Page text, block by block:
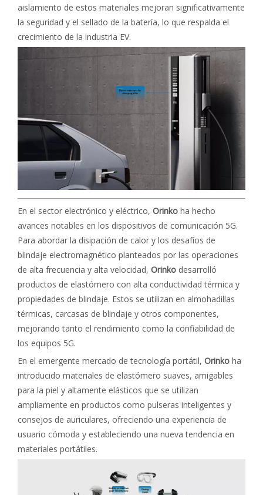
aislamiento de estos materiales mejoran significativamente
la seguridad y el sellado de la batería, lo que respalda el
crecimiento de la industria EV.
En el sector electrónico y eléctrico, Orinko ha hecho
avances notables en los dispositivos de comunicación 5G.
Para abordar la disipación de calor y los desafíos de
blindaje electromagnético planteados por las operaciones
de alta frecuencia y alta velocidad, Orinko desarrolló
productos de elastómero con alta conductividad térmica y
propiedades de blindaje. Estos se utilizan en almohadillas
térmicas, carcasas de blindaje y otros componentes,
mejorando tanto el rendimiento como la confiabilidad de
los equipos 5G.
En el emergente mercado de tecnología portátil, Orinko ha
introducido materiales de elastómero suaves, amigables
para la piel y altamente elásticos que se utilizan
ampliamente en productos como pulseras inteligentes y
consejos de auriculares, ofreciendo una experiencia de
usuario cómoda y estableciendo una nueva tendencia en
materiales portátiles.